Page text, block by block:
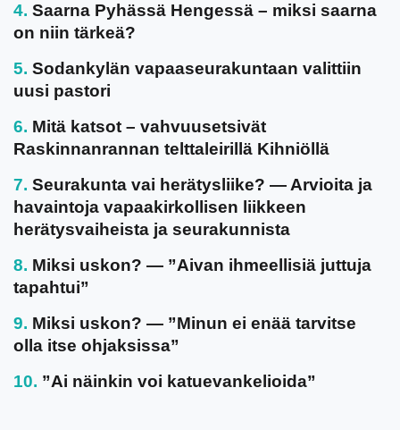
Saarna Pyhässä Hengessä – miksi saarna
on niin tärkeä?
Sodankylän vapaaseurakuntaan valittiin
uusi pastori
Mitä katsot – vahvuusetsivät
Raskinnanrannan telttaleirillä Kihniöllä
Seurakunta vai herätysliike? — Arvioita ja
havaintoja vapaakirkollisen liikkeen
herätysvaiheista ja seurakunnista
Miksi uskon? — ”Aivan ihmeellisiä juttuja
tapahtui”
Miksi uskon? — ”Minun ei enää tarvitse
olla itse ohjaksissa”
”Ai näinkin voi katuevankelioida”